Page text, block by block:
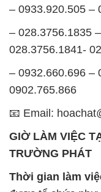
0902.765.866
📧 Email:
TRƯỜNG PHÁT
được tổ chức như
Thứ 2 đến thứ 6:
chiều: từ 12h30
Thứ 7: Buổi